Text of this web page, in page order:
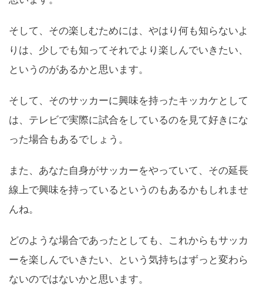
そして、その楽しむためには、やはり何も知らないよ
りは、少しでも知ってそれでより楽しんでいきたい、
というのがあるかと思います。
そして、そのサッカーに興味を持ったキッカケとして
は、テレビで実際に試合をしているのを見て好きにな
った場合もあるでしょう。
また、あなた自身がサッカーをやっていて、その延長
線上で興味を持っているというのもあるかもしれませ
んね。
どのような場合であったとしても、これからもサッカ
ーを楽しんでいきたい、という気持ちはずっと変わら
ないのではないかと思います。